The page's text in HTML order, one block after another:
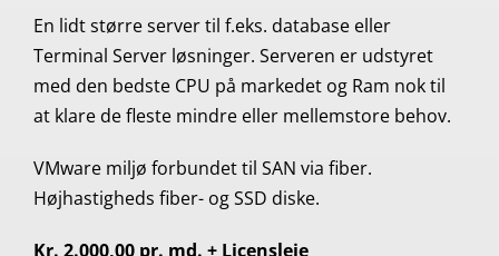
En lidt større server til f.eks. database eller
Terminal Server løsninger. Serveren er udstyret
med den bedste CPU på markedet og Ram nok til
at klare de fleste mindre eller mellemstore behov.
VMware miljø forbundet til SAN via fiber.
Højhastigheds fiber- og SSD diske.
Kr. 2.000,00 pr. md. + Licensleje